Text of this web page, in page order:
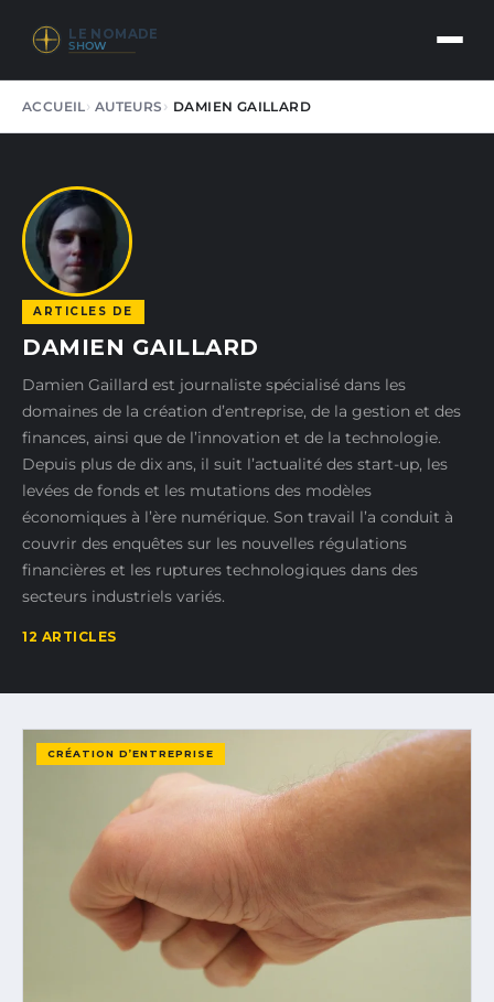
LE NOMADE
SHOW
ACCUEIL AUTEURS DAMIEN GAILLARD
ARTICLES DE
DAMIEN GAILLARD
Damien Gaillard est journaliste spécialisé dans les
domaines de la création d’entreprise, de la gestion et des
finances, ainsi que de l’innovation et de la technologie.
Depuis plus de dix ans, il suit l’actualité des start-up, les
levées de fonds et les mutations des modèles
économiques à l’ère numérique. Son travail l’a conduit à
couvrir des enquêtes sur les nouvelles régulations
financières et les ruptures technologiques dans des
secteurs industriels variés.
12 ARTICLES
CRÉATION D’ENTREPRISE